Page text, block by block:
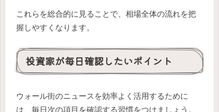
これらを総合的に見ることで、相場全体の流れを把
握しやすくなります。
投資家が毎日確認したいポイント
ウォール街のニュースを効率よく活用するために
は、毎日次の項目を確認する習慣をつけましょう。